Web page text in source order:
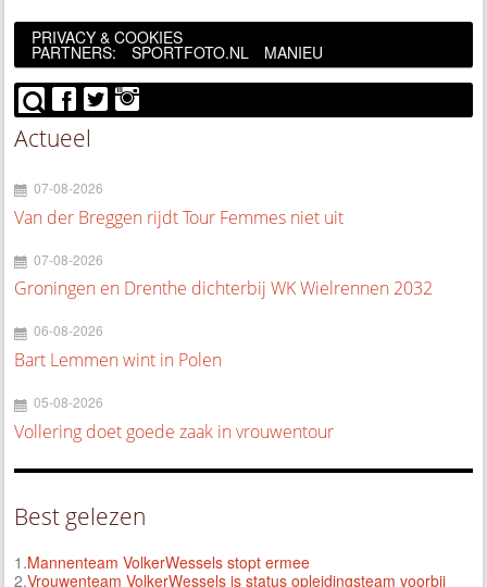
PRIVACY & COOKIES
PARTNERS: SPORTFOTO.NL MANIEU
Actueel
07-08-2026
Van der Breggen rijdt Tour Femmes niet uit
07-08-2026
Groningen en Drenthe dichterbij WK Wielrennen 2032
06-08-2026
Bart Lemmen wint in Polen
05-08-2026
Vollering doet goede zaak in vrouwentour
Best gelezen
1.Mannenteam VolkerWessels stopt ermee
2.Vrouwenteam VolkerWessels is status opleidingsteam voorbij